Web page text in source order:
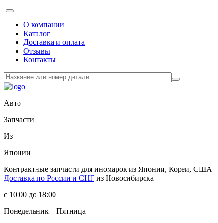
О компании
Каталог
Доставка и оплата
Отзывы
Контакты
Авто
Запчасти
Из
Японии
Контрактные запчасти для иномарок из Японии, Кореи, США
Доставка по России и СНГ из Новосибирска
с 10:00 до 18:00
Понедельник – Пятница